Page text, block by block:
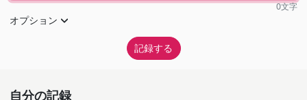
0文字
オプション
自分の記録